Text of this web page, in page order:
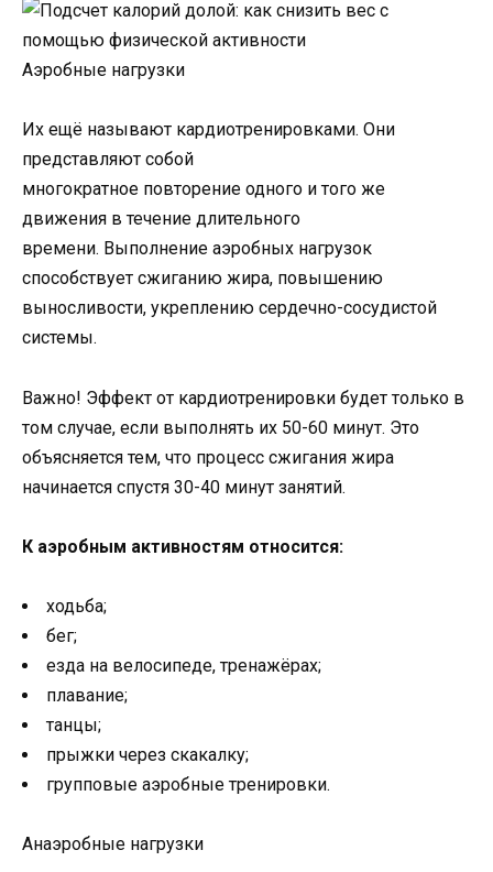
Аэробные нагрузки
Их ещё называют кардиотренировками. Они
представляют собой
многократное повторение одного и того же
движения в течение длительного
времени. Выполнение аэробных нагрузок
способствует сжиганию жира, повышению
выносливости, укреплению сердечно-сосудистой
системы.
Важно! Эффект от кардиотренировки будет только в
том случае, если выполнять их 50-60 минут. Это
объясняется тем, что процесс сжигания жира
начинается спустя 30-40 минут занятий.
К аэробным активностям относится:
ходьба;
бег;
езда на велосипеде, тренажёрах;
плавание;
танцы;
прыжки через скакалку;
групповые аэробные тренировки.
Анаэробные нагрузки